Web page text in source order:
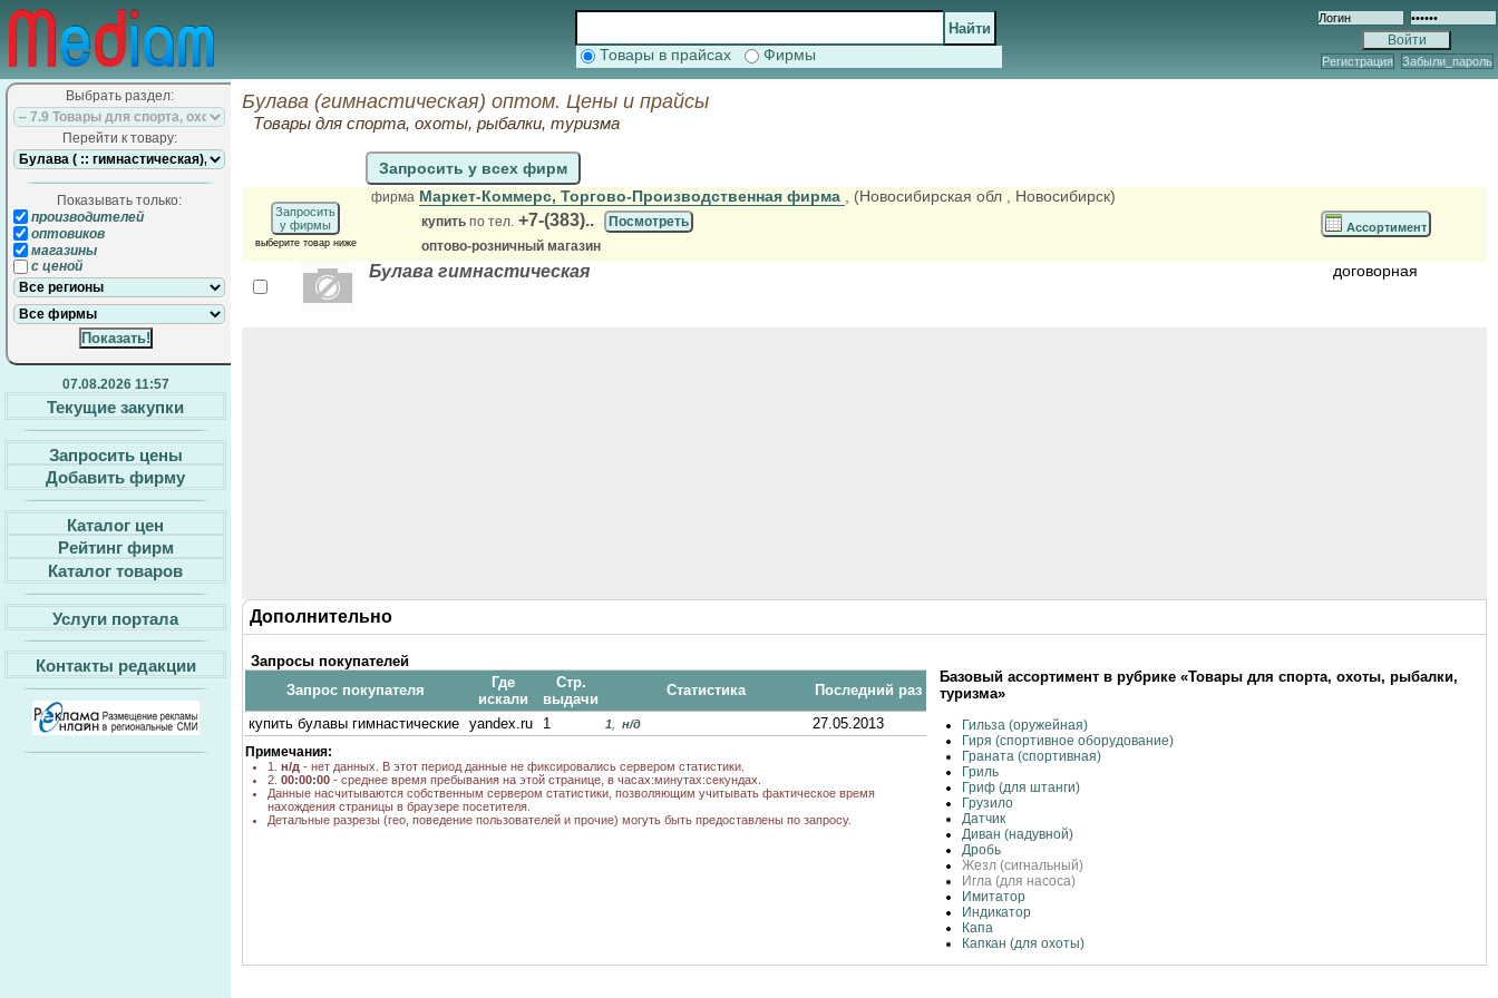
Товары в прайсах Фирмы Регистрация Забыли_пароль
Выбрать раздел:
Перейти к товару:
Показывать только:
производителей
оптовиков
магазины
с ценой
07.08.2026 11:57
Текущие закупки
Запросить цены
Добавить фирму
Каталог цен
Рейтинг фирм
Каталог товаров
Услуги портала
Контакты редакции
Булава (гимнастическая) оптом. Цены и прайсы
Товары для спорта, охоты, рыбалки, туризма
Запросить у всех фирм
Запросить
у фирмы
выберите товар ниже
фирма Маркет-Коммерс, Торгово-Производственная фирма , (Новосибирская обл , Новосибирск)
купить по тел. +7-(383)..
Посмотреть
оптово-розничный магазин
Ассортимент
Булава гимнастическая договорная
Дополнительно
Запросы покупателей
Запрос покупателя
Где
искали
Стр.
выдачи
Статистика
Последний раз
купить булавы гимнастические yandex.ru 1 1 н/д 27.05.2013
Примечания:
1. н/д - нет данных. В этот период данные не фиксировались сервером статистики.
2. 00:00:00 - среднее время пребывания на этой странице, в часах:минутах:секундах.
Данные насчитываются собственным сервером статистики, позволяющим учитывать фактическое время
нахождения страницы в браузере посетителя.
Детальные разрезы (гео, поведение пользователей и прочие) могуть быть предоставлены по запросу.
Базовый ассортимент в рубрике «Товары для спорта, охоты, рыбалки,
туризма»
Гильза (оружейная)
Гиря (спортивное оборудование)
Граната (спортивная)
Гриль
Гриф (для штанги)
Грузило
Датчик
Диван (надувной)
Дробь
Жезл (сигнальный)
Игла (для насоса)
Имитатор
Индикатор
Капа
Капкан (для охоты)